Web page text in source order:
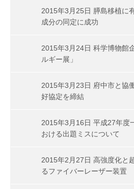
2015年3月25日 膵島移植に
成分の同定に成功
2015年3月24日 科学博物館
ルギー展」
2015年3月23日 府中市と協
好協定を締結
2015年3月16日 平成27年度
おける出題ミスについて
2015年2月27日 高強度化と
るファイバーレーザー装置